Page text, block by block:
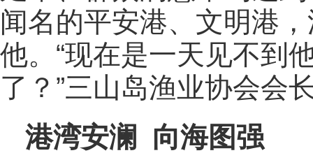
闻名的平安港、文明港
他。“现在是一天见不到
了？”三山岛渔业协会会
港湾安澜 向海图强